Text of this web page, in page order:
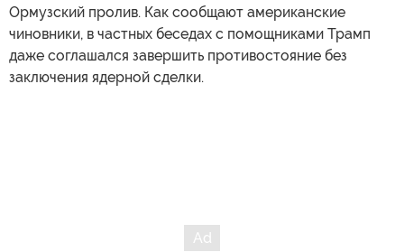
Ормузский пролив. Как сообщают американские
чиновники, в частных беседах с помощниками Трамп
даже соглашался завершить противостояние без
заключения ядерной сделки.